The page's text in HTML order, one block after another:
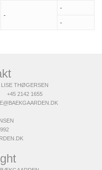
-
-
-
LISE THØGERSEN
+45 2142 1655